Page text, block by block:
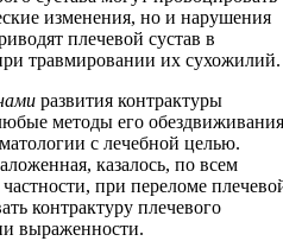
изменения, но и нарушения
плечевой сустав в
травмировании их сухожилий.
развития контрактуры
методы его
с лечебной целью.
казалось, по всем
при переломе
контрактуру плечевого
выраженности.